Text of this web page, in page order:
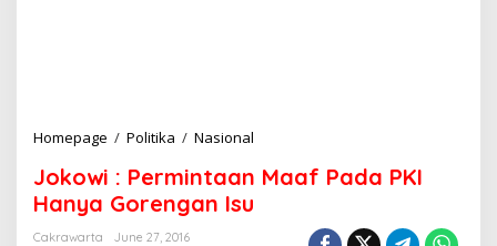
Homepage / Politika / Nasional
Jokowi : Permintaan Maaf Pada PKI
Hanya Gorengan Isu
Cakrawarta
June 27, 2016